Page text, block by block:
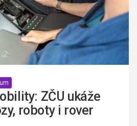
ZČU ukáže
roboty i rover